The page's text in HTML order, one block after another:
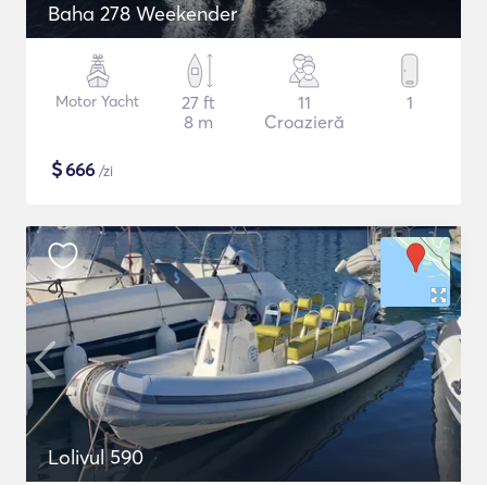
Baha 278 Weekender
Motor Yacht
27 ft
8 m
11
Croazieră
1
$666 /zi
Lolivul 590